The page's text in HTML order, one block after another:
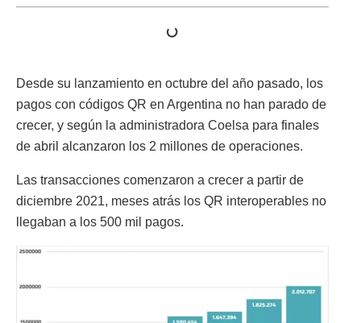
Desde su lanzamiento en octubre del año pasado, los
pagos con códigos QR en Argentina no han parado de
crecer, y según la administradora Coelsa para finales
de abril alcanzaron los 2 millones de operaciones.
Las transacciones comenzaron a crecer a partir de
diciembre 2021, meses atrás los QR interoperables no
llegaban a los 500 mil pagos.